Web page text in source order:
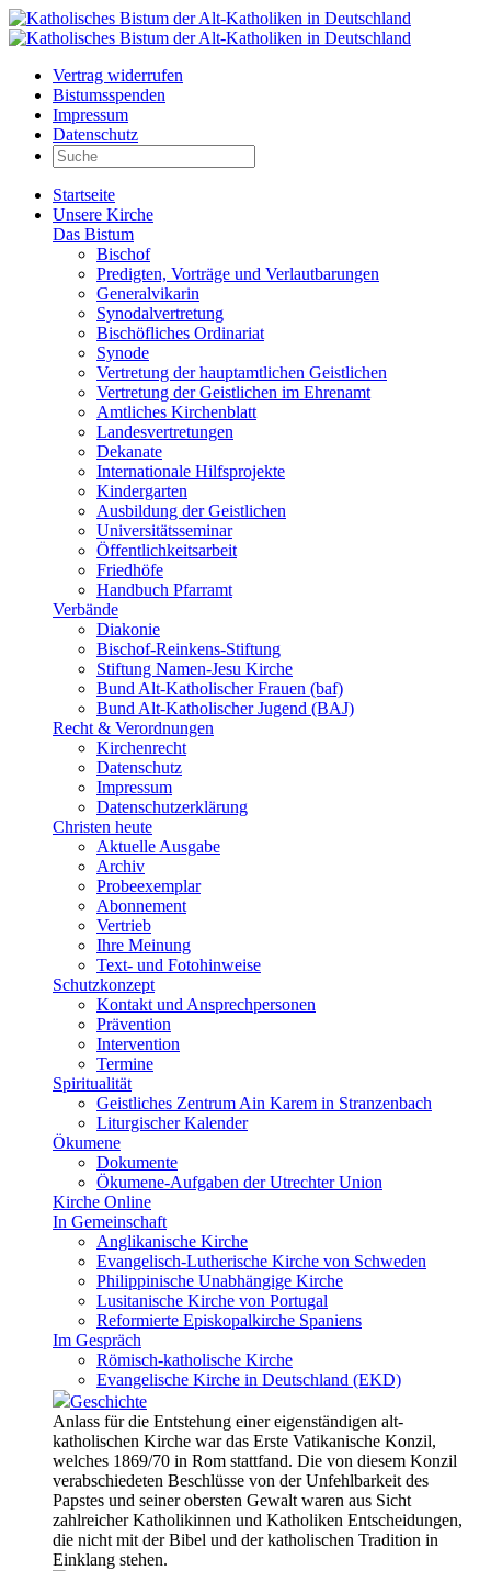
Vertrag widerrufen
Bistumsspenden
Impressum
Datenschutz
Startseite
Unsere Kirche
Das Bistum
Bischof
Predigten, Vorträge und Verlautbarungen
Generalvikarin
Synodalvertretung
Bischöfliches Ordinariat
Synode
Vertretung der hauptamtlichen Geistlichen
Vertretung der Geistlichen im Ehrenamt
Amtliches Kirchenblatt
Landesvertretungen
Dekanate
Internationale Hilfsprojekte
Kindergarten
Ausbildung der Geistlichen
Universitätsseminar
Öffentlichkeitsarbeit
Friedhöfe
Handbuch Pfarramt
Verbände
Diakonie
Bischof-Reinkens-Stiftung
Stiftung Namen-Jesu Kirche
Bund Alt-Katholischer Frauen (baf)
Bund Alt-Katholischer Jugend (BAJ)
Recht & Verordnungen
Kirchenrecht
Datenschutz
Impressum
Datenschutzerklärung
Christen heute
Aktuelle Ausgabe
Archiv
Probeexemplar
Abonnement
Vertrieb
Ihre Meinung
Text- und Fotohinweise
Schutzkonzept
Kontakt und Ansprechpersonen
Prävention
Intervention
Termine
Spiritualität
Geistliches Zentrum Ain Karem in Stranzenbach
Liturgischer Kalender
Ökumene
Dokumente
Ökumene-Aufgaben der Utrechter Union
Kirche Online
In Gemeinschaft
Anglikanische Kirche
Evangelisch-Lutherische Kirche von Schweden
Philippinische Unabhängige Kirche
Lusitanische Kirche von Portugal
Reformierte Episkopalkirche Spaniens
Im Gespräch
Römisch-katholische Kirche
Evangelische Kirche in Deutschland (EKD)
Geschichte
Anlass für die Entstehung einer eigenständigen alt-
katholischen Kirche war das Erste Vatikanische Konzil,
welches 1869/70 in Rom stattfand. Die von diesem Konzil
verabschiedeten Beschlüsse von der Unfehlbarkeit des
Papstes und seiner obersten Gewalt waren aus Sicht
zahlreicher Katholikinnen und Katholiken Entscheidungen,
die nicht mit der Bibel und der katholischen Tradition in
Einklang stehen.